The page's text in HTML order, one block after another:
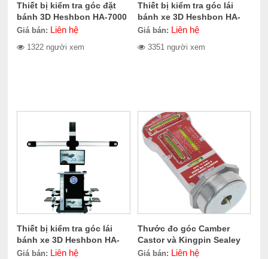
Thiết bị kiểm tra góc đặt
bánh 3D Heshbon HA-7000
Giá bán: Liên hệ
1322 người xem
Thiết bị kiểm tra góc lái
bánh xe 3D Heshbon HA-
8000M
Giá bán: Liên hệ
3351 người xem
Thiết bị kiểm tra góc lái
bánh xe 3D Heshbon HA-
8000A
Giá bán: Liên hệ
Thước đo góc Camber
Castor và Kingpin Sealey
GA450
Giá bán: Liên hệ